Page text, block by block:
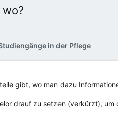
in der Pflege
gibt, wo man dazu
drauf zu setzen (verkürzt), um